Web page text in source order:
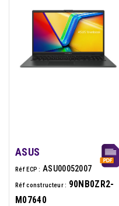
ASUS
Réf ECP : ASU00052007
Réf constructeur : 90NB0ZR2-
M07640